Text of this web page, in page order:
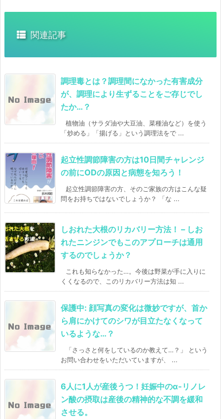
関連記事
調理毒とは？調理間になかった有害成分
が、調理により生ずることをご存じでし
たか…？
植物油（サラダ油や大豆油、菜種油など）を使う
「炒める」「揚げる」という調理法をで ...
起立性調節障害の方は10日間チャレンジ
の前にODの原因と病態を知ろう！
起立性調節障害の方、そのご家族の方はこんな疑
問をお持ちではないでしょうか？ 「な ...
しおれた大根のリカバリー方法！ – しお
れたニンジンでもこのアプローチは通用
するのでしょうか？
これも知らなかった…。今後は野菜が手に入りに
くくなるので、このリカバリー方法は知 ...
保護中: 顔写真の変化は微妙ですが、首か
ら肩にかけてのシワが目立たなくなって
いるような…？
「さっさと何をしているのか教えて…？」 という
お問い合わせをいただいていますが、 ...
6人に1人が産後うつ！妊娠中のα-リノレ
ン酸の摂取は産後の精神的な不調を緩和
させる。